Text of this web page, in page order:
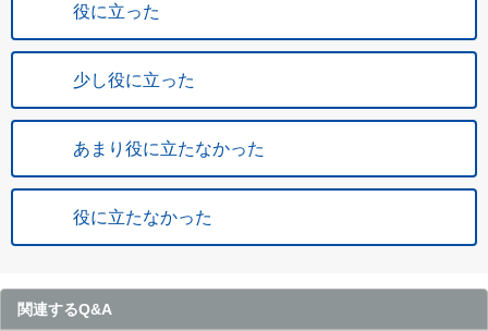
役に立った
少し役に立った
あまり役に立たなかった
役に立たなかった
関連するQ&A